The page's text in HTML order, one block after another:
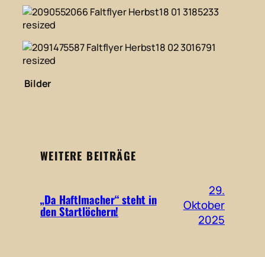
Bilder
WEITERE BEITRÄGE
„Da Haftlmacher“ steht in
den Startlöchern!
29.
Oktober
2025